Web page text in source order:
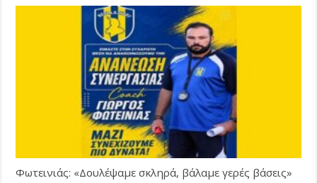
Φωτεινιάς: «Δουλέψαμε σκληρά, βάλαμε γερές βάσεις»